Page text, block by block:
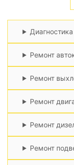
Ремонт
Ремонт
Ремонт
Ремонт
Ремонт